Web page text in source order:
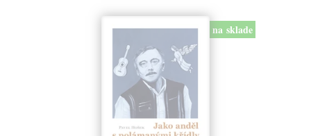
na sklade